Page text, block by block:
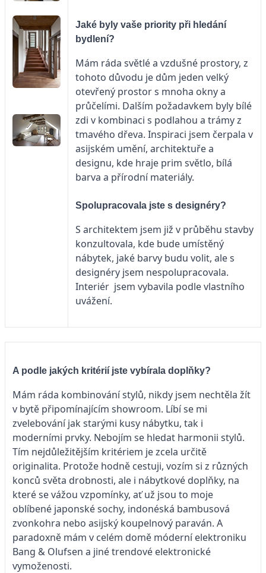
Jaké byly vaše priority při hledání
bydlení?
Mám ráda světlé a vzdušné prostory, z
tohoto důvodu je dům jeden velký
otevřený prostor s mnoha okny a
průčelími. Dalším požadavkem byly bílé
zdi v kombinaci s podlahou a trámy z
tmavého dřeva. Inspiraci jsem čerpala v
asijském umění, architektuře a
designu, kde hraje prim světlo, bílá
barva a přírodní materiály.
Spolupracovala jste s designéry?
S architektem jsem již v průběhu stavby
konzultovala, kde bude umístěný
nábytek, jaké barvy budu volit, ale s
designéry jsem nespolupracovala.
Interiér jsem vybavila podle vlastního
uvážení.
A podle jakých kritérií jste vybírala doplňky?
Mám ráda kombinování stylů, nikdy jsem nechtěla žít
v bytě připomínajícím showroom. Líbí se mi
zvelebování jak starými kusy nábytku, tak i
moderními prvky. Nebojím se hledat harmonii stylů.
Tím nejdůležitějším kritériem je zcela určitě
originalita. Protože hodně cestuji, vozím si z různých
konců světa drobnosti, ale i nábytkové doplňky, na
které se vážou vzpomínky, ať už jsou to moje
oblíbené japonské sochy, indonéská bambusová
zvonkohra nebo asijský koupelnový paraván. A
paradoxně mám v celém domě móderní elektroniku
Bang & Olufsen a jiné trendové elektronické
vymoženosti.